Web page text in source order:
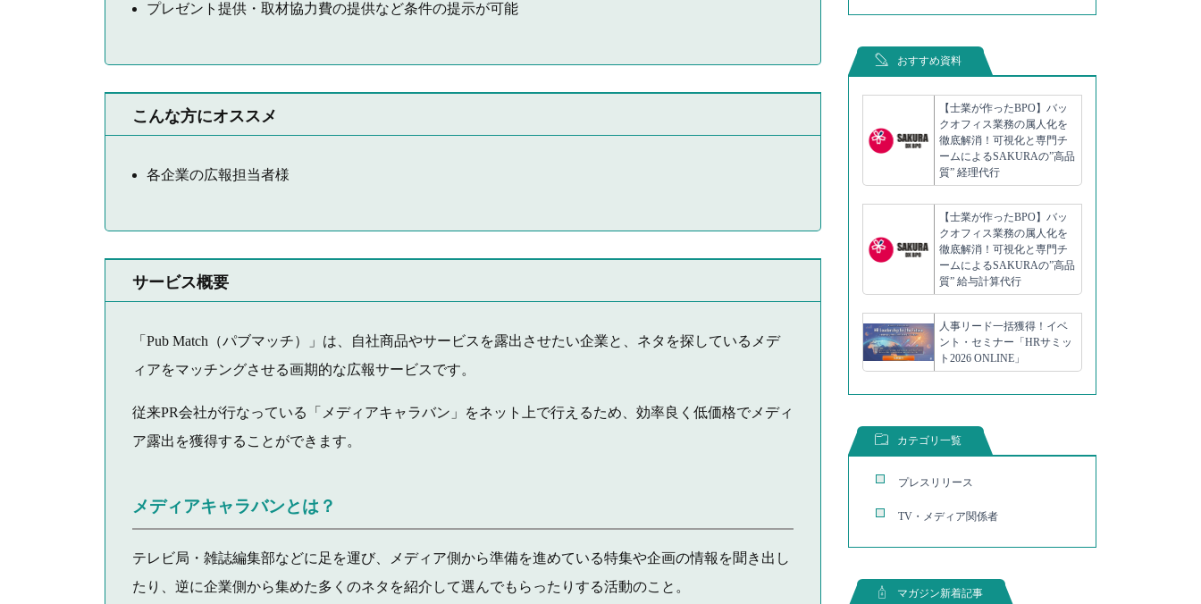
プレゼント提供・取材協力費の提供など条件の提示が可能
こんな方にオススメ
各企業の広報担当者様
サービス概要
「Pub Match（パブマッチ）」は、自社商品やサービスを露出させたい企業と、ネタを探しているメデ
ィアをマッチングさせる画期的な広報サービスです。
従来PR会社が行なっている「メディアキャラバン」をネット上で行えるため、効率良く低価格でメディ
ア露出を獲得することができます。
メディアキャラバンとは？
テレビ局・雑誌編集部などに足を運び、メディア側から準備を進めている特集や企画の情報を聞き出し
たり、逆に企業側から集めた多くのネタを紹介して選んでもらったりする活動のこと。
おすすめ資料
【士業が作ったBPO】バッ
クオフィス業務の属人化を
徹底解消！可視化と専門チ
ームによるSAKURAの”高品
質” 経理代行
【士業が作ったBPO】バッ
クオフィス業務の属人化を
徹底解消！可視化と専門チ
ームによるSAKURAの”高品
質” 給与計算代行
人事リード一括獲得！イベ
ント・セミナー「HRサミッ
ト2026 ONLINE」
カテゴリ一覧
プレスリリース
TV・メディア関係者
マガジン新着記事